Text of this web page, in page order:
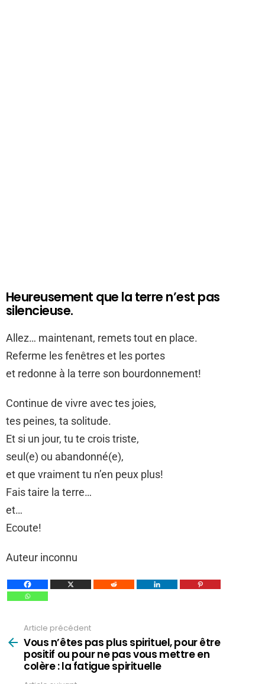
Heureusement que la terre n’est pas
silencieuse.
Allez… maintenant, remets tout en place.
Referme les fenêtres et les portes
et redonne à la terre son bourdonnement!
Continue de vivre avec tes joies,
tes peines, ta solitude.
Et si un jour, tu te crois triste,
seul(e) ou abandonné(e),
et que vraiment tu n’en peux plus!
Fais taire la terre…
et…
Ecoute!
Auteur inconnu
plus
Article précédent
Vous n’êtes pas plus spirituel, pour être
positif ou pour ne pas vous mettre en
colère : la fatigue spirituelle